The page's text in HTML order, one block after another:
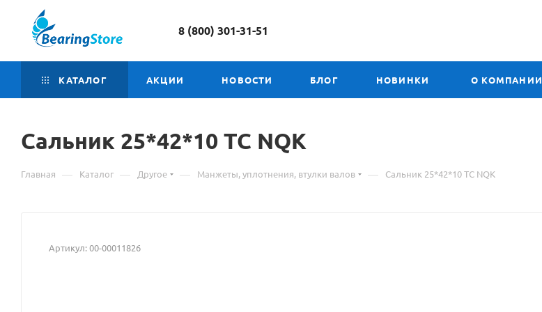
8 (800) 301-31-51
КАТАЛОГ АКЦИИ НОВОСТИ БЛОГ НОВИНКИ О КОМПАНИИ
Сальник Материал
о
25*42*10
25*42*10 TC NQK
Главная — Каталог — Другое — Манжеты, уплотнения, втулки валов — Сальник 25*42*10 TC NQK
Артикул:00-00011826